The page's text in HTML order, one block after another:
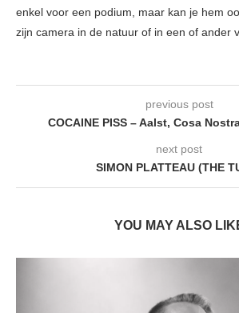
enkel voor een podium, maar kan je hem
zijn camera in de natuur of in een of ander
previous post
COCAINE PISS – Aalst, Cosa
next post
SIMON PLATTEAU (THE
YOU MAY ALSO